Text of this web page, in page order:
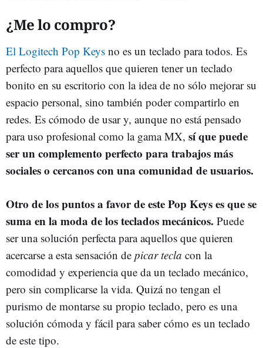
¿Me lo compro?
El Logitech Pop Keys no es un teclado para todos. Es
perfecto para aquellos que quieren tener un teclado
bonito en su escritorio con la idea de no sólo mejorar su
espacio personal, sino también poder compartirlo en
redes. Es cómodo de usar y, aunque no está pensado
para uso profesional como la gama MX, sí que puede
ser un complemento perfecto para trabajos más
sociales o cercanos con una comunidad de usuarios.
Otro de los puntos a favor de este Pop Keys es que se
suma en la moda de los teclados mecánicos. Puede
ser una solución perfecta para aquellos que quieren
acercarse a esta sensación de picar tecla con la
comodidad y experiencia que da un teclado mecánico,
pero sin complicarse la vida. Quizá no tengan el
purismo de montarse su propio teclado, pero es una
solución cómoda y fácil para saber cómo es un teclado
de este tipo.